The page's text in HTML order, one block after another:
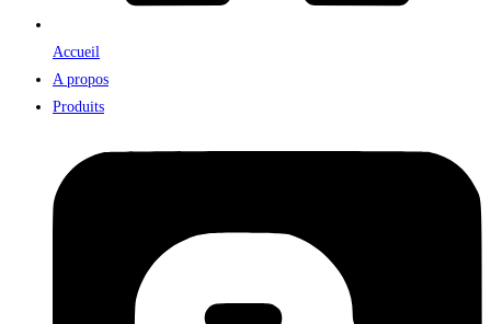
Accueil
A propos
Produits